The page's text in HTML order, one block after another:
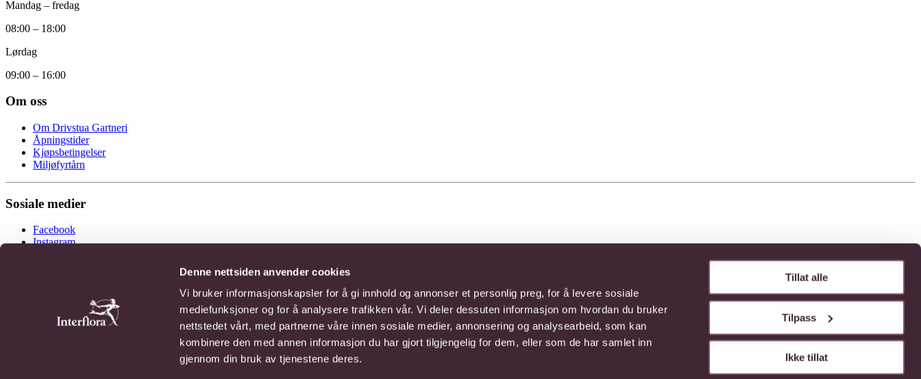
Denne nettsiden anvender cookies
Vi bruker informasjonskapsler for å gi innhold og annonser et personlig preg, for å levere sosiale
mediefunksjoner og for å analysere trafikken vår. Vi deler dessuten informasjon om hvordan du bruker
nettstedet vårt, med partnerne våre innen sosiale medier, annonsering og analysearbeid, som kan
kombinere den med annen informasjon du har gjort tilgjengelig for dem, eller som de har samlet inn
gjennom din bruk av tjenestene deres.
Tillat alle
Tilpass
Ikke tillat
Mandag – fredag
08:00 – 18:00
Lørdag
09:00 – 16:00
Om oss
Om Drivstua Gartneri
Åpningstider
Kjøpsbetingelser
Miljøfyrtårn
Sosiale medier
Facebook
Instagram
Drivstua er stolt medlem av verdens største formidlingstjeneste. Blomstergaver du bestiller på nett leveres av Interflora.